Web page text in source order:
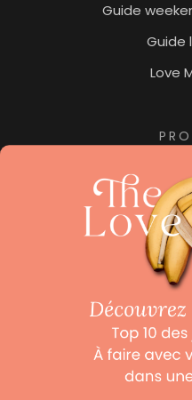
Guide
Guide
Love
Nuit
Pour les amoureux des
pas notre collection «
hôtels de luxe